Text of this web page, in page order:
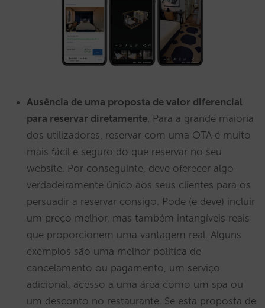
Ausência de uma proposta de valor diferencial
para reservar diretamente. Para a grande maioria
dos utilizadores, reservar com uma OTA é muito
mais fácil e seguro do que reservar no seu
website. Por conseguinte, deve oferecer algo
verdadeiramente único aos seus clientes para os
persuadir a reservar consigo. Pode (e deve) incluir
um preço melhor, mas também intangíveis reais
que proporcionem uma vantagem real. Alguns
exemplos são uma melhor política de
cancelamento ou pagamento, um serviço
adicional, acesso a uma área como um spa ou
um desconto no restaurante. Se esta proposta de